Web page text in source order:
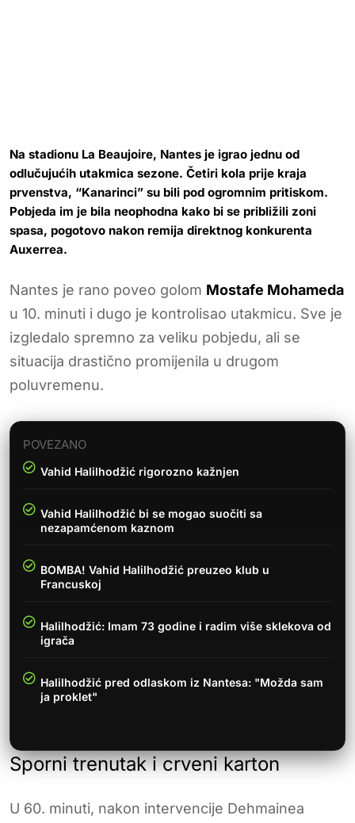
Na stadionu La Beaujoire, Nantes je igrao jednu od
odlučujućih utakmica sezone. Četiri kola prije kraja
prvenstva, “Kanarinci” su bili pod ogromnim pritiskom.
Pobjeda im je bila neophodna kako bi se približili zoni
spasa, pogotovo nakon remija direktnog konkurenta
Auxerrea.
Nantes je rano poveo golom Mostafe Mohameda
u 10. minuti i dugo je kontrolisao utakmicu. Sve je
izgledalo spremno za veliku pobjedu, ali se
situacija drastično promijenila u drugom
poluvremenu.
POVEZANO
Vahid Halilhodžić rigorozno kažnjen
Vahid Halilhodžić bi se mogao suočiti sa
nezapamćenom kaznom
BOMBA! Vahid Halilhodžić preuzeo klub u
Francuskoj
Halilhodžić: Imam 73 godine i radim više sklekova od
igrača
Halilhodžić pred odlaskom iz Nantesa: "Možda sam
ja proklet"
Sporni trenutak i crveni karton
U 60. minuti, nakon intervencije Dehmainea